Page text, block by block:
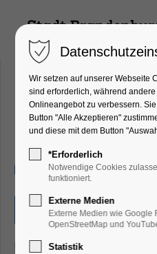
Sommermusik
Konzert, Musik
27.06.2026, 17:00–18:30
Eintritt frei
Wir setzen auf unserer Webseite
sind erforderlich, während
Onlineangebot zu verbessern.
Button "Alle Akzeptieren"
und diese mit dem Button
*Erforderlich
Notwendige Cookies
funktioniert.
Externe Medien
Externe Medien wie Google
OpenStreetMap und
Statistik